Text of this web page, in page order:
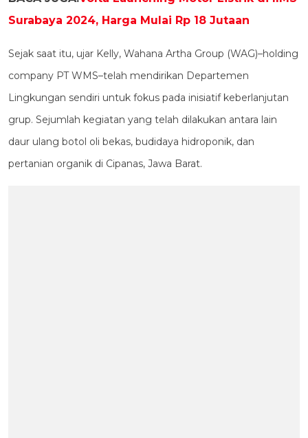
Surabaya 2024, Harga Mulai Rp 18 Jutaan
Sejak saat itu, ujar Kelly, Wahana Artha Group (WAG)–holding
company PT WMS–telah mendirikan Departemen
Lingkungan sendiri untuk fokus pada inisiatif keberlanjutan
grup. Sejumlah kegiatan yang telah dilakukan antara lain
daur ulang botol oli bekas, budidaya hidroponik, dan
pertanian organik di Cipanas, Jawa Barat.